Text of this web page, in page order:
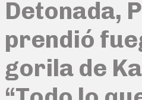
Detonada,
prendió
gorila de